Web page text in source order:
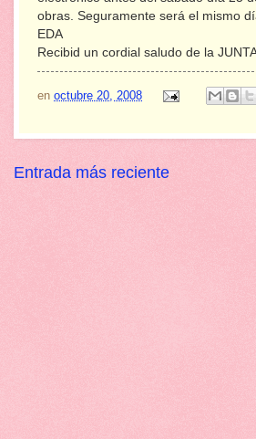
obras. Seguramente será el mismo
EDA
Recibid un cordial saludo de la
en octubre 20, 2008
Entrada más reciente